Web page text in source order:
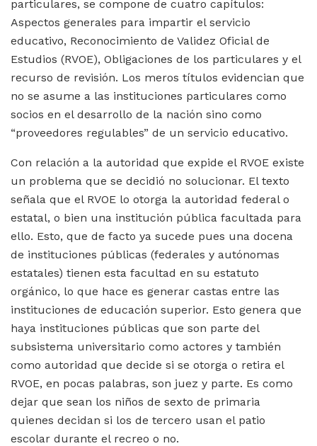
particulares, se compone de cuatro capítulos:
Aspectos generales para impartir el servicio
educativo, Reconocimiento de Validez Oficial de
Estudios (RVOE), Obligaciones de los particulares y el
recurso de revisión. Los meros títulos evidencian que
no se asume a las instituciones particulares como
socios en el desarrollo de la nación sino como
“proveedores regulables” de un servicio educativo.
Con relación a la autoridad que expide el RVOE existe
un problema que se decidió no solucionar. El texto
señala que el RVOE lo otorga la autoridad federal o
estatal, o bien una institución pública facultada para
ello. Esto, que de facto ya sucede pues una docena
de instituciones públicas (federales y autónomas
estatales) tienen esta facultad en su estatuto
orgánico, lo que hace es generar castas entre las
instituciones de educación superior. Esto genera que
haya instituciones públicas que son parte del
subsistema universitario como actores y también
como autoridad que decide si se otorga o retira el
RVOE, en pocas palabras, son juez y parte. Es como
dejar que sean los niños de sexto de primaria
quienes decidan si los de tercero usan el patio
escolar durante el recreo o no.